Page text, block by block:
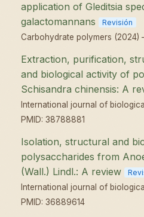
application of Gleditsia
galactomannans
Revisión
Carbohydrate polymers (2024)
Extraction, purification,
and biological activity of
Schisandra chinensis: A
International journal of
PMID: 38788881
Isolation, structural and
polysaccharides from
(Wall.) Lindl.: A review
International journal of
PMID: 36889614